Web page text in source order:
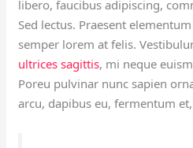
libero, faucibus adipiscing,
Sed lectus. Praesent
semper lorem at felis.
ultrices sagittis, mi neque
Poreu pulvinar nunc sapien
arcu, dapibus eu, fermentum